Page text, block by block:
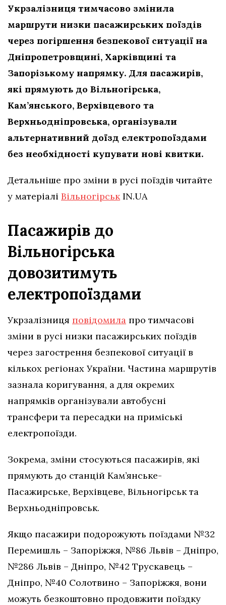
Укрзалізниця тимчасово змінила
маршрути низки пасажирських поїздів
через погіршення безпекової ситуації на
Дніпропетровщині, Харківщині та
Запорізькому напрямку. Для пасажирів,
які прямують до Вільногірська,
Кам’янського, Верхівцевого та
Верхньодніпровська, організували
альтернативний доїзд електропоїздами
без необхідності купувати нові квитки.
Детальніше про зміни в русі поїздів читайте
у матеріалі ВільногірськIN.UA
Пасажирів до
Вільногірська
довозитимуть
електропоїздами
Укрзалізниця повідомила про тимчасові
зміни в русі низки пасажирських поїздів
через загострення безпекової ситуації в
кількох регіонах України. Частина маршрутів
зазнала коригування, а для окремих
напрямків організували автобусні
трансфери та пересадки на приміські
електропоїзди.
Зокрема, зміни стосуються пасажирів, які
прямують до станцій Кам’янське-
Пасажирське, Верхівцеве, Вільногірськ та
Верхньодніпровськ.
Якщо пасажири подорожують поїздами №32
Перемишль – Запоріжжя, №86 Львів – Дніпро,
№286 Львів – Дніпро, №42 Трускавець –
Дніпро, №40 Солотвино – Запоріжжя, вони
можуть безкоштовно продовжити поїздку